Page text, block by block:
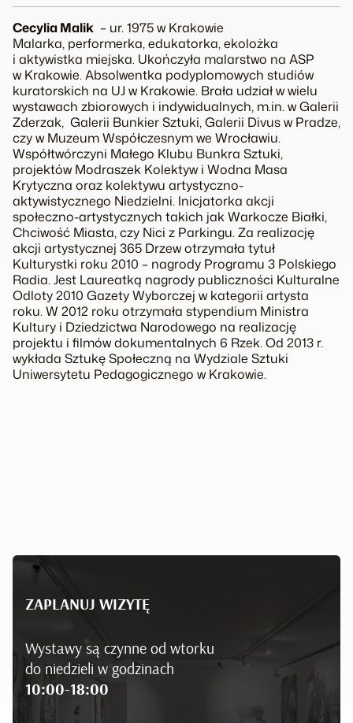
Cecylia Malik – ur. 1975 w Krakowie
Malarka, performerka, edukatorka, ekolożka
i aktywistka miejska. Ukończyła malarstwo na ASP
w Krakowie. Absolwentka podyplomowych studiów
kuratorskich na UJ w Krakowie. Brała udział w wielu
wystawach zbiorowych i indywidualnych, m.in. w Galerii
Zderzak, Galerii Bunkier Sztuki, Galerii Divus w Pradze,
czy w Muzeum Współczesnym we Wrocławiu.
Współtwórczyni Małego Klubu Bunkra Sztuki,
projektów Modraszek Kolektyw i Wodna Masa
Krytyczna oraz kolektywu artystyczno-
aktywistycznego Niedzielni. Inicjatorka akcji
społeczno-artystycznych takich jakWarkocze Białki,
Chciwość Miasta, czy Nici z Parkingu. Za realizację
akcji artystycznej 365 Drzewotrzymała tytuł
Kulturystki roku 2010 – nagrody Programu 3 Polskiego
Radia. Jest Laureatką nagrody publiczności Kulturalne
Odloty 2010 Gazety Wyborczej w kategorii artysta
roku. W 2012 roku otrzymała stypendium Ministra
Kultury i Dziedzictwa Narodowego na realizację
projektu i filmów dokumentalnych 6 Rzek. Od 2013 r.
wykłada Sztukę Społeczną na Wydziale Sztuki
Uniwersytetu Pedagogicznego w Krakowie.
ZAPLANUJ WIZYTĘ
Wystawy są czynne od wtorku
do niedzieli w godzinach
10:00-18:00